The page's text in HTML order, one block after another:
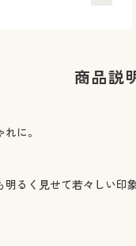
商品説
に。
るく見せて若々しい印